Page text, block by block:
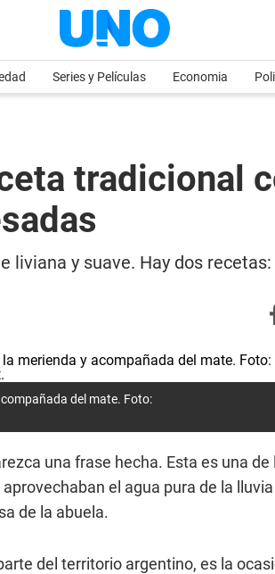
Series y Películas Economia
tradicional
y suave. Hay dos
del mate. Foto:
una frase hecha. Esta es una de
el agua pura de la lluvia
de la abuela.
del territorio argentino, es la